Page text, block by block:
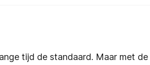
tijd de standaard. Maar met de